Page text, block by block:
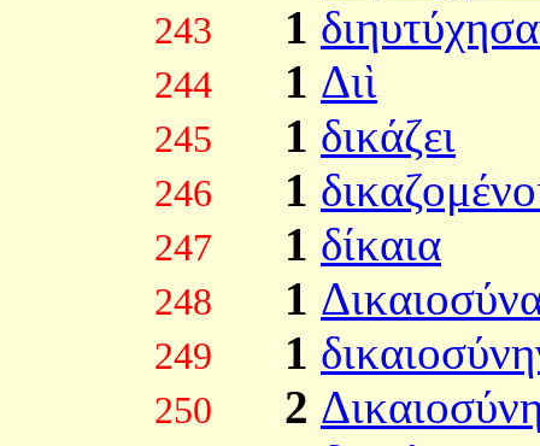
243 1
244 1 Διὶ
245 1 δικάζει
246 1
247 1 δίκαια
248 1
249 1
250 2